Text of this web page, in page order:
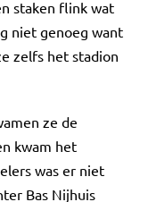
staken flink wat
niet genoeg want
zelfs het stadion
ze de
kwam het
was er niet
Bas Nijhuis